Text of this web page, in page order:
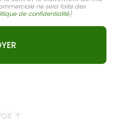
ne sera faite des
de confidentialité)
+